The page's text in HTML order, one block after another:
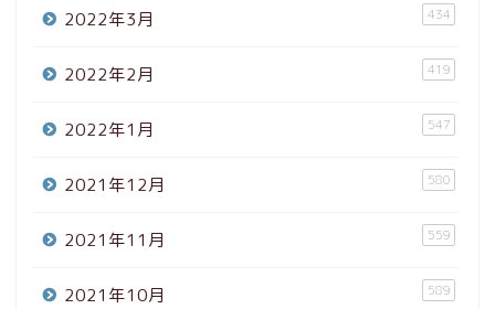
2022年3月 434
2022年2月 419
2022年1月 547
2021年12月 580
2021年11月 559
2021年10月 589